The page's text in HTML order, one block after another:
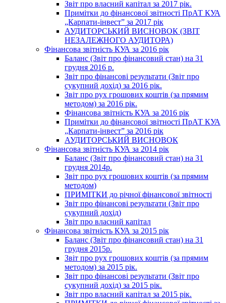
Звіт про власний капітал за 2017 рік.
Примітки до фінансової звітності ПрАТ КУА
„Карпати-інвест” за 2017 рік
АУДИТОРСЬКИЙ ВИСНОВОК (ЗВІТ
НЕЗАЛЕЖНОГО АУДИТОРА)
Фінансова звітність КУА за 2016 рік
Баланс (Звіт про фінансовий стан) на 31
грудня 2016 р.
Звіт про фінансові результати (Звіт про
сукупний дохід) за 2016 рік.
Звіт про рух грошових коштів (за прямим
методом) за 2016 рік.
Фінансова звітність КУА за 2016 рік
Примітки до фінансової звітності ПрАТ КУА
„Карпати-інвест” за 2016 рік
АУДИТОРСЬКИЙ ВИСНОВОК
Фінансова звітність КУА за 2014 рік
Баланс (Звіт про фінансовий стан) на 31
грудня 2014р.
Звіт про рух грошових коштів (за прямим
методом)
ПРИМІТКИ до річної фінансової звітності
Звіт про фінансові результати (Звіт про
сукупний дохід)
Звіт про власний капітал
Фінансова звітність КУА за 2015 рік
Баланс (Звіт про фінансовий стан) на 31
грудня 2015р.
Звіт про рух грошових коштів (за прямим
методом) за 2015 рік.
Звіт про фінансові результати (Звіт про
сукупний дохід) за 2015 рік.
Звіт про власний капітал за 2015 рік.